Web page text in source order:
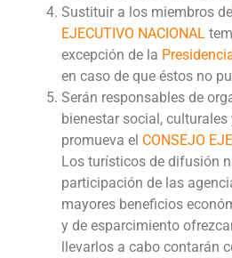
Sustituir a los miembros
EJECUTIVO NACIONAL
excepción de la
en caso de que éstos no
Serán responsables de
bienestar social,
promueva el CONSEJO
Los turísticos de difusión
participación de las
mayores beneficios
y de esparcimiento
llevarlos a cabo contarán